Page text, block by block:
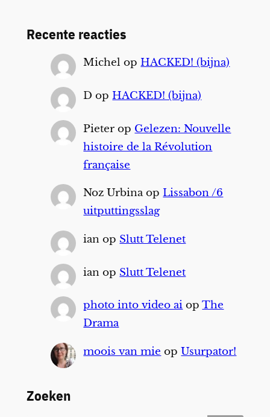
Recente reacties
Michel opHACKED! (bijna)
D opHACKED! (bijna)
Pieter op Gelezen: Nouvelle
histoire de la Révolution
française
Noz UrbinaopLissabon /6
uitputtingsslag
ian op Slutt Telenet
ian op Slutt Telenet
photo into video ai opThe
Drama
moois van mie opUsurpator!
Zoeken